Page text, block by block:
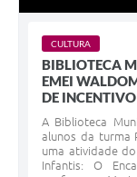
CULTURA
BIBLIOTECA
EMEI
DE
A Biblioteca
alunos da turma
uma atividade
Infantis: O